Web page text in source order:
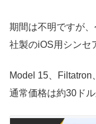
期間は不明ですが
社製のiOS用シンセ
Model 15、Filtatron
通常価格は約30ド